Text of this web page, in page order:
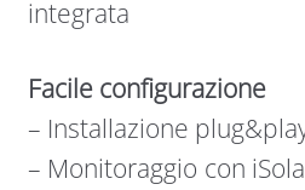
integrata
Facile configurazione
– Installazione
– Monitoraggio con